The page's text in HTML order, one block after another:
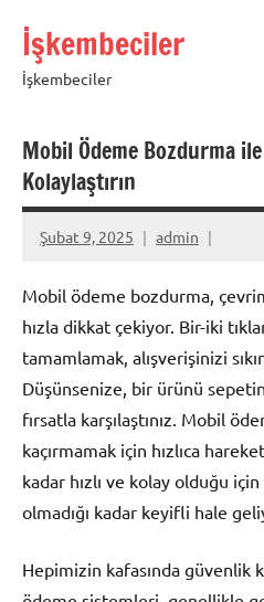
İşkembeciler
İşkembeciler
Mobil Ödeme Bozdurma
Kolaylaştırın
Şubat 9, 2025 admin
Mobil ödeme bozdurma,
hızla dikkat çekiyor. Bir-iki
tamamlamak, alışverişinizi
Düşünsenize, bir ürünü
fırsatla karşılaştınız. Mobil
kaçırmamak için hızlıca
kadar hızlı ve kolay olduğu
olmadığı kadar keyifli hale
Hepimizin kafasında güvenlik